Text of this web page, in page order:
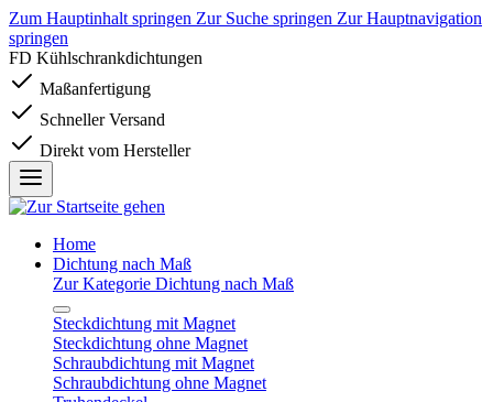
Zum Hauptinhalt springen Zur Suche springen Zur Hauptnavigation
springen
FD Kühlschrankdichtungen
Maßanfertigung
Schneller Versand
Direkt vom Hersteller
Home
Dichtung nach Maß
Zur Kategorie Dichtung nach Maß
Steckdichtung mit Magnet
Steckdichtung ohne Magnet
Schraubdichtung mit Magnet
Schraubdichtung ohne Magnet